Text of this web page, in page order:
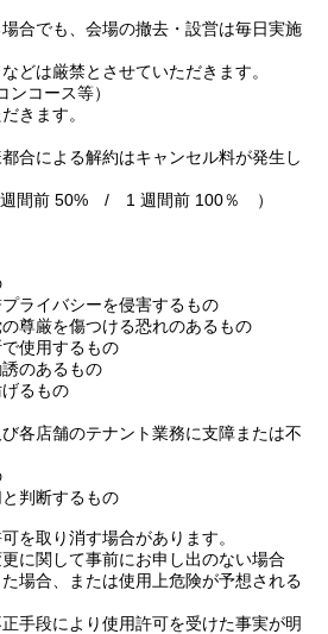
合でも、会場の撤去・設営は毎日実施
どは厳禁とさせていただきます。
ンコース等）
きます。
合による解約はキャンセル料が発生し
間前 50% / 1 週間前 100％ ）
ライバシーを侵害するもの
尊厳を傷つける恐れのあるもの
使用するもの
のあるもの
げるもの
各店舗のテナント業務に支障または不
判断するもの
を取り消す場合があります。
に関して事前にお申し出のない場合
場合、または使用上危険が予想される
手段により使用許可を受けた事実が明